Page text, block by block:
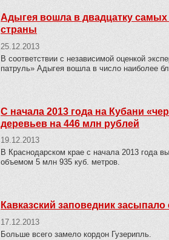
Адыгея вошла в двадцатку самых
страны
25.12.2013
В соответствии с независимой оценкой
патруль» Адыгея вошла в число наиболее
С начала 2013 года на Кубани
деревьев на 446 млн рублей
19.12.2013
В Краснодарском крае с начала 2013 года
объемом 5 млн 935 куб. метров.
Кавказский заповедник засыпало
17.12.2013
Больше всего замело кордон Гузерипль.